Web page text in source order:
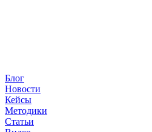
Блог
Новости
Кейсы
Методики
Статьи